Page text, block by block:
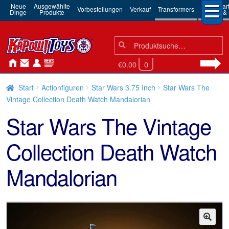
Neue
Dinge
Ausgewählte
Produkte Vorbestellungen Verkauf Transformers 3rd
Robots
Suchen
nach:
Suche
€0.00 0
Start Actionfiguren Star Wars 3.75 Inch
Star Wars The
Vintage Collection Death Watch Mandalorian
Star Wars The Vintage
Collection Death Watch
Mandalorian